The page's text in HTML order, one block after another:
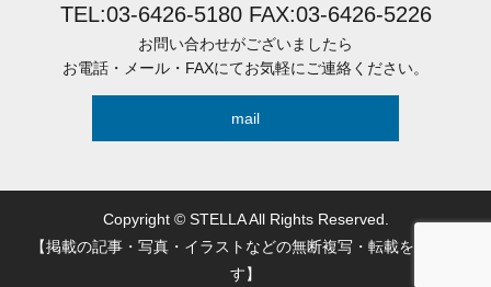
TEL:03-6426-5180 FAX:03-6426-5226
お問い合わせがございましたら
お電話・メール・FAXにてお気軽にご連絡ください。
mail
Copyright © STELLA All Rights Reserved.
【掲載の記事・写真・イラストなどの無断複写・転載を禁じま
す】